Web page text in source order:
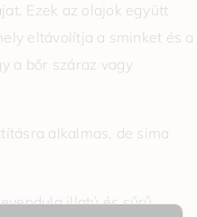
Ezek az olajok együtt
eltávolítja a sminket és a
a bőr száraz vagy
alkalmas, de sima
illatú és sűrű